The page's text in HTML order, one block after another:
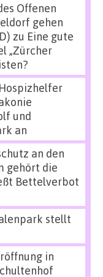
Offenen
gehen
zu Eine gute
„Zürcher
und
an
an den
gehört die
Bettelverbot
stellt
in